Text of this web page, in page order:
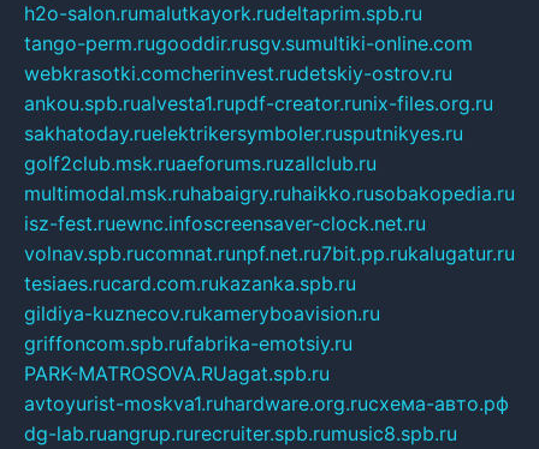
h2o-salon.rumalutkayork.rudeltaprim.spb.ru
tango-perm.rugooddir.rusgv.sumultiki-online.com
webkrasotki.comcherinvest.rudetskiy-ostrov.ru
ankou.spb.rualvesta1.rupdf-creator.runix-files.org.ru
sakhatoday.ruelektrikersymboler.rusputnikyes.ru
golf2club.msk.ruaeforums.ruzallclub.ru
multimodal.msk.ruhabaigry.ruhaikko.rusobakopedia.ru
isz-fest.ruewnc.infoscreensaver-clock.net.ru
volnav.spb.rucomnat.runpf.net.ru7bit.pp.rukalugatur.ru
tesiaes.rucard.com.rukazanka.spb.ru
gildiya-kuznecov.rukameryboavision.ru
griffoncom.spb.rufabrika-emotsiy.ru
PARK-MATROSOVA.RUagat.spb.ru
avtoyurist-moskva1.ruhardware.org.ruсхема-авто.рф
dg-lab.ruangrup.rurecruiter.spb.rumusic8.spb.ru